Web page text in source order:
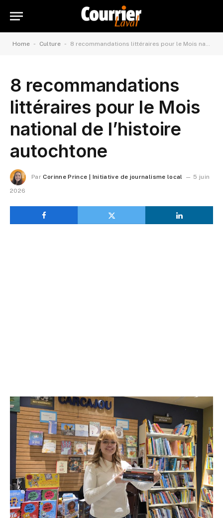
Home - Culture - 8 recommandations littéraires pour le Mois national de l’histoire autochtone
8 recommandations
littéraires pour le Mois
national de l’histoire
autochtone
Par Corinne Prince | Initiative de journalisme local
5 juin
2026